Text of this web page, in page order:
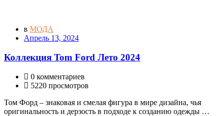
в МОДА
Апрель 13, 2024
Коллекция Tom Ford Лето 2024
0 комментариев
5220 просмотров
Том Форд – знаковая и смелая фигура в мире дизайна, чья
оригинальность и дерзость в подходе к созданию одежды …